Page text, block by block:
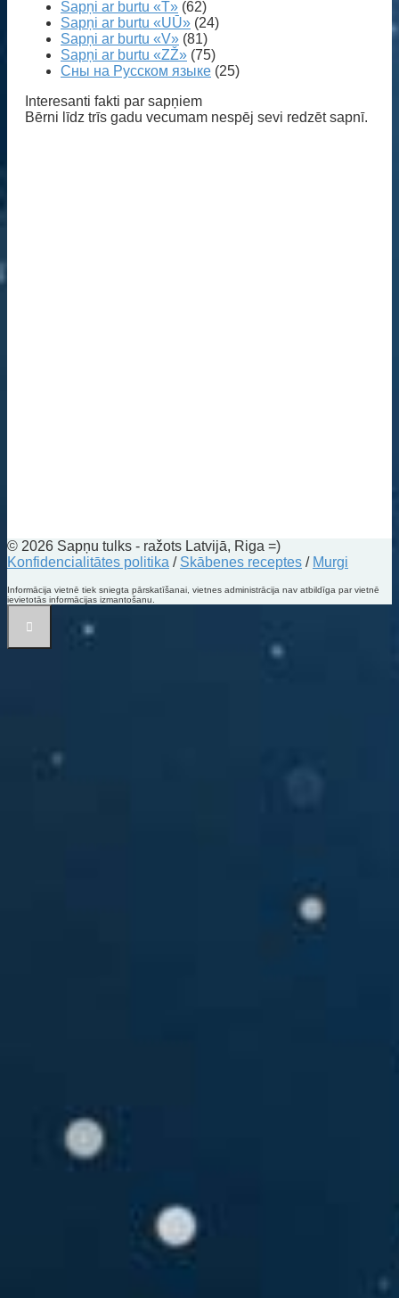
Sapņi ar burtu «T» (62)
Sapņi ar burtu «UŪ» (24)
Sapņi ar burtu «V» (81)
Sapņi ar burtu «ZŽ» (75)
Сны на Русском языке (25)
Interesanti fakti par sapņiem
Bērni līdz trīs gadu vecumam nespēj sevi redzēt sapnī.
© 2026 Sapņu tulks - ražots Latvijā, Riga =)
Konfidencialitātes politika / Skābenes receptes / Murgi
Informācija vietnē tiek sniegta pārskatīšanai, vietnes administrācija nav atbildīga par vietnē
ievietotās informācijas izmantošanu.